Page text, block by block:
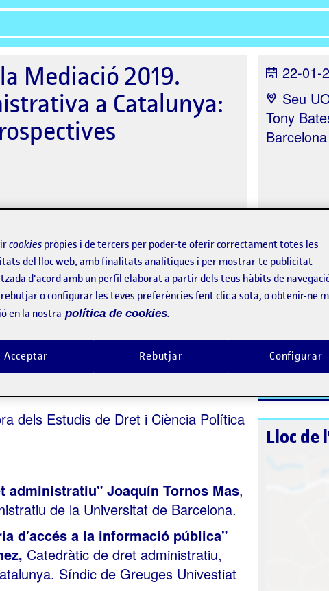
Mediació 2019.
a Catalunya:
22-01-
Seu
Tony
Barcelona
Programa Jornades anteriors
dels Estudis de Dret i Ciència Política
administratiu" Joaquín Tornos Mas,
de la Universitat de Barcelona.
d'accés a la informació pública"
Catedràtic de dret administratiu,
Síndic de Greuges Univestiat
Inscriure-
Lloc de
cookies pròpies i de tercers per poder-te oferir correctament totes les
del lloc web, amb finalitats analítiques i per mostrar-te publicitat
d'acord amb un perfil elaborat a partir dels teus hàbits de
o configurar les teves preferències fent clic a sota, o obtenir-ne
en la nostra política de cookies.
Rebutjar
Acceptar Configurar